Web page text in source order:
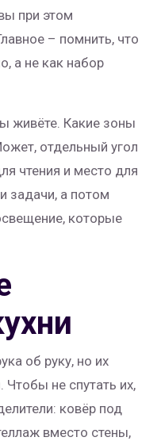
при этом
– помнить, что
а не как набор
живёте. Какие зоны
отдельный угол
чтения и место для
задачи, а потом
которые
об руку, но их
Чтобы не спутать их,
ковёр под
вместо стены,